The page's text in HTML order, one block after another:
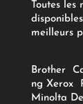
Toutes les
meilleurs
Brother
ng Xerox
Minolta